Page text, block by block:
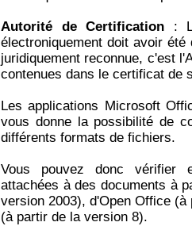
Autorité de Certification :
électroniquement doit avoir
juridiquement reconnue, c'est
contenues dans le certificat de
Les applications Microsoft
vous donne la possibilité de
différents formats de fichiers.
Vous pouvez donc vérifier
attachées à des documents à
version 2003), d'Open Office
(à partir de la version 8).